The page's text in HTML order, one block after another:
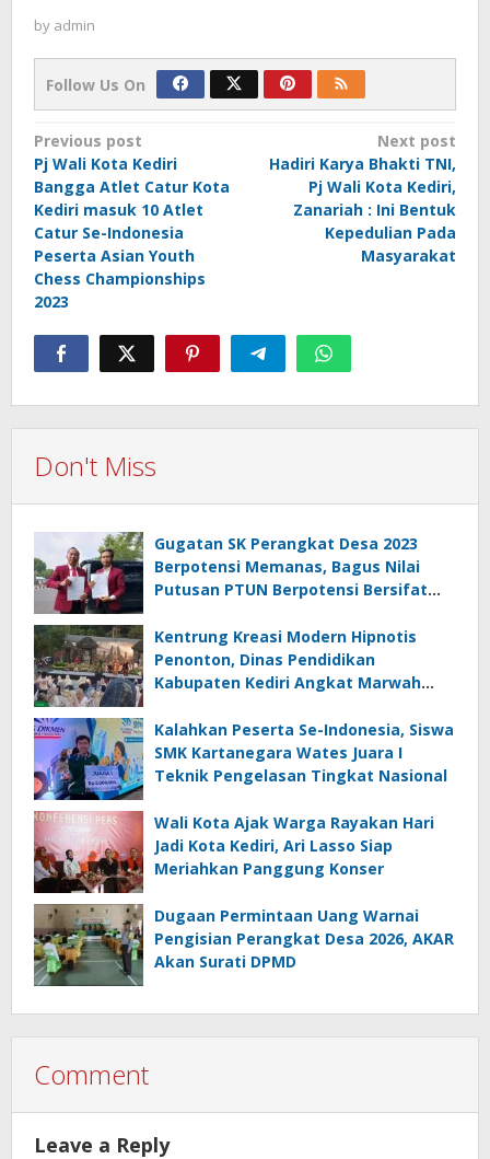
by admin
Follow Us On
Post
navigation
Previous post
Pj Wali Kota Kediri
Bangga Atlet Catur Kota
Kediri masuk 10 Atlet
Catur Se-Indonesia
Peserta Asian Youth
Chess Championships
2023
Next post
Hadiri Karya Bhakti TNI,
Pj Wali Kota Kediri,
Zanariah : Ini Bentuk
Kepedulian Pada
Masyarakat
Don't Miss
Gugatan SK Perangkat Desa 2023
Berpotensi Memanas, Bagus Nilai
Putusan PTUN Berpotensi Bersifat
Kentrung Kreasi Modern Hipnotis
Penonton, Dinas Pendidikan
Kabupaten Kediri Angkat Marwah
Kalahkan Peserta Se-Indonesia, Siswa
SMK Kartanegara Wates Juara I
Teknik Pengelasan Tingkat Nasional
Wali Kota Ajak Warga Rayakan Hari
Jadi Kota Kediri, Ari Lasso Siap
Meriahkan Panggung Konser
Dugaan Permintaan Uang Warnai
Pengisian Perangkat Desa 2026, AKAR
Akan Surati DPMD
Comment
Leave a Reply